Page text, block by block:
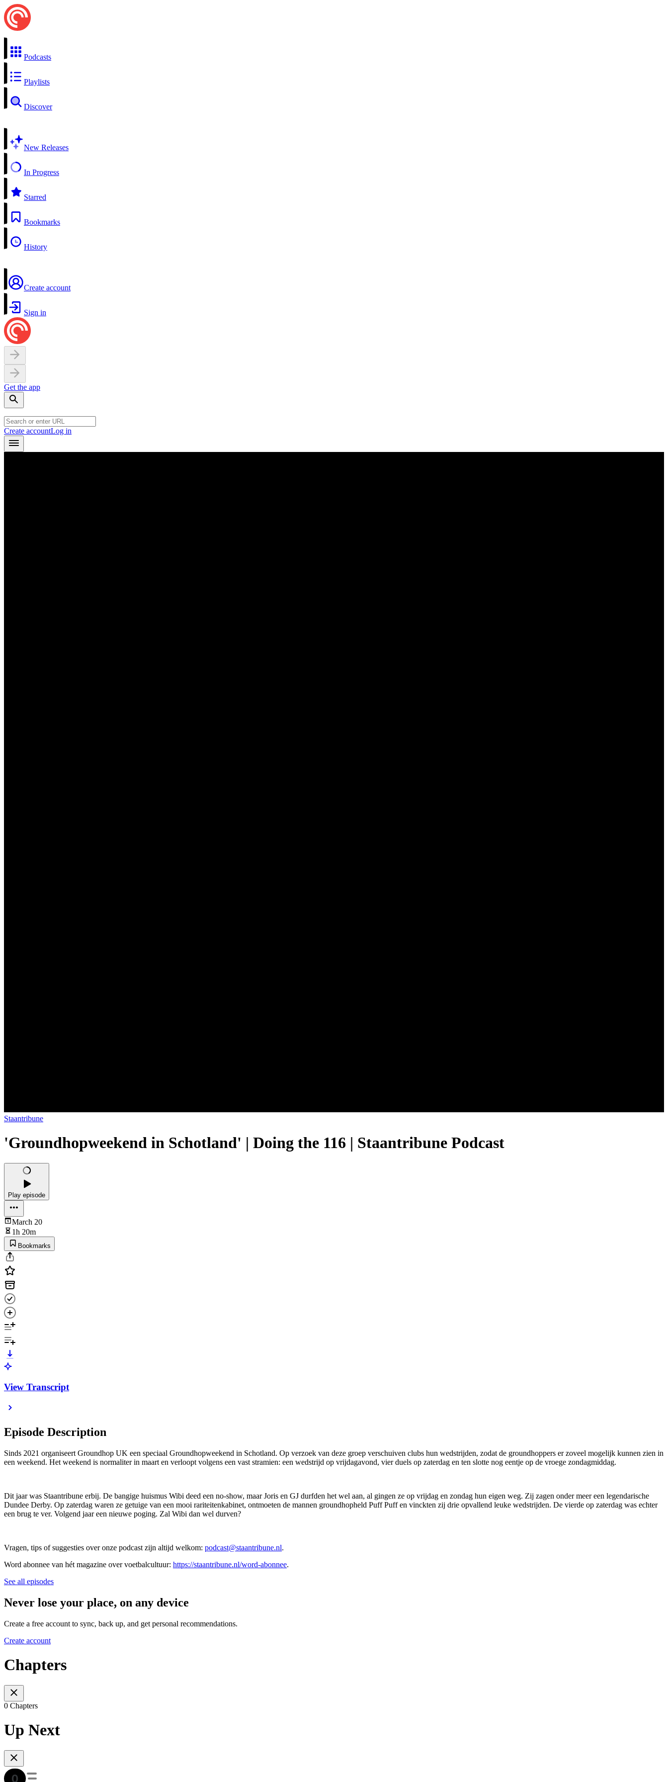
Podcasts
Playlists
Discover
New Releases
In Progress
Starred
Bookmarks
History
Create account
Sign in
Get the app
Create accountLog in
Staantribune
'Groundhopweekend in Schotland' | Doing the 116 | Staantribune Podcast
Play episode
March 20
1h 20m
Bookmarks
View Transcript
Episode Description
Sinds 2021 organiseert Groundhop UK een speciaal Groundhopweekend in Schotland. Op verzoek van deze groep verschuiven clubs hun wedstrijden, zodat de groundhoppers er zoveel mogelijk kunnen zien in
een weekend. Het weekend is normaliter in maart en verloopt volgens een vast stramien: een wedstrijd op vrijdagavond, vier duels op zaterdag en ten slotte nog eentje op de vroege zondagmiddag.
Dit jaar was Staantribune erbij. De bangige huismus Wibi deed een no-show, maar Joris en GJ durfden het wel aan, al gingen ze op vrijdag en zondag hun eigen weg. Zij zagen onder meer een legendarische
Dundee Derby. Op zaterdag waren ze getuige van een mooi rariteitenkabinet, ontmoeten de mannen groundhopheld Puff Puff en vinckten zij drie opvallend leuke wedstrijden. De vierde op zaterdag was echter
een brug te ver. Volgend jaar een nieuwe poging. Zal Wibi dan wel durven?
Vragen, tips of suggesties over onze podcast zijn altijd welkom: ⁠⁠ ⁠⁠⁠⁠⁠⁠⁠⁠podcast@staantribune.nl⁠⁠⁠⁠⁠⁠⁠⁠⁠⁠.
Word abonnee van hét magazine over voetbalcultuur: ⁠⁠⁠⁠⁠⁠⁠⁠https://staantribune.nl/word-abonnee⁠⁠.
See all episodes
Never lose your place, on any device
Create a free account to sync, back up, and get personal recommendations.
Create account
Chapters
0 Chapters
Up Next